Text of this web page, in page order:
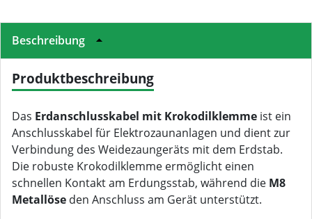
Beschreibung
Produktbeschreibung
Das Erdanschlusskabel mit Krokodilklemme ist ein
Anschlusskabel für Elektrozaunanlagen und dient zur
Verbindung des Weidezaungeräts mit dem Erdstab.
Die robuste Krokodilklemme ermöglicht einen
schnellen Kontakt am Erdungsstab, während die M8
Metallöse den Anschluss am Gerät unterstützt.